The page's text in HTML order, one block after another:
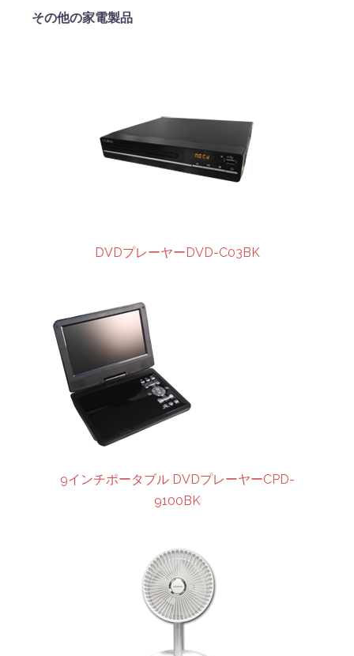
その他の家電製品
DVDプレーヤーDVD-C03BK
9インチポータブル DVDプレーヤーCPD-
9100BK